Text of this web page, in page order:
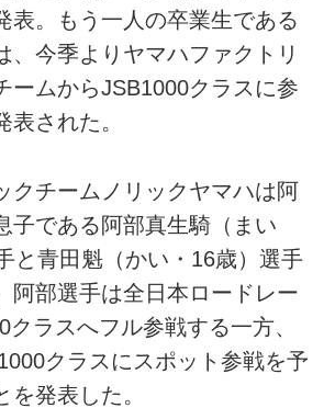
表。もう一人の卒業生である
、今季よりヤマハファクトリ
ームからJSB1000クラスに参
された。
クチームノリックヤマハは阿
子である阿部真生騎（まい
と青田魁（かい・16歳）選手
阿部選手は全日本ロードレー
クラスへフル参戦する一方、
クラスにスポット参戦を予
を発表した。